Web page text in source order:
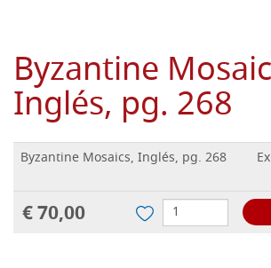
Byzantine
Inglés, pg. 268
Byzantine Mosaics, Inglés, pg. 268
€ 70,00